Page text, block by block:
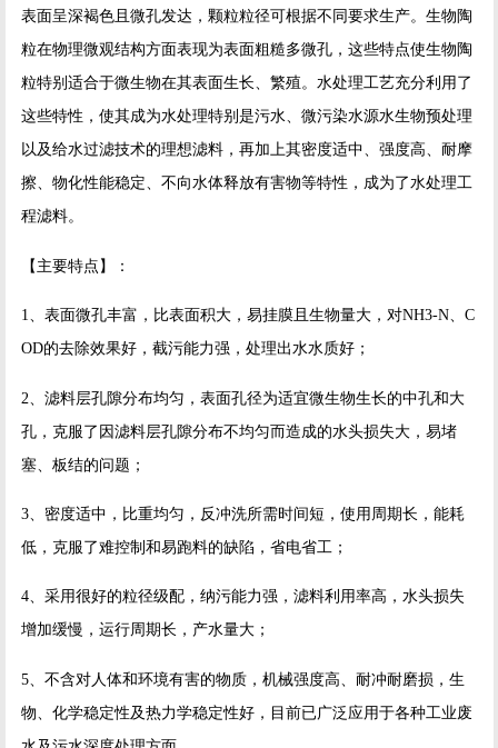
表面呈深褐色且微孔发达，颗粒粒径可根据不同要求生产。生物陶
粒在物理微观结构方面表现为表面粗糙多微孔，这些特点使生物陶
粒特别适合于微生物在其表面生长、繁殖。水处理工艺充分利用了
这些特性，使其成为水处理特别是污水、微污染水源水生物预处理
以及给水过滤技术的理想滤料，再加上其密度适中、强度高、耐摩
擦、物化性能稳定、不向水体释放有害物等特性，成为了水处理工
程滤料。
【主要特点】：
1、表面微孔丰富，比表面积大，易挂膜且生物量大，对NH3-N、C
OD的去除效果好，截污能力强，处理出水水质好；
2、滤料层孔隙分布均匀，表面孔径为适宜微生物生长的中孔和大
孔，克服了因滤料层孔隙分布不均匀而造成的水头损失大，易堵
塞、板结的问题；
3、密度适中，比重均匀，反冲洗所需时间短，使用周期长，能耗
低，克服了难控制和易跑料的缺陷，省电省工；
4、采用很好的粒径级配，纳污能力强，滤料利用率高，水头损失
增加缓慢，运行周期长，产水量大；
5、不含对人体和环境有害的物质，机械强度高、耐冲耐磨损，生
物、化学稳定性及热力学稳定性好，目前已广泛应用于各种工业废